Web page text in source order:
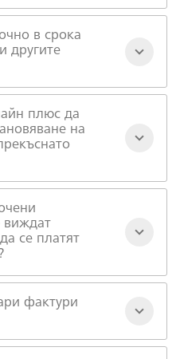
в срока
другите
плюс да
на
виждат
се платят
фактури